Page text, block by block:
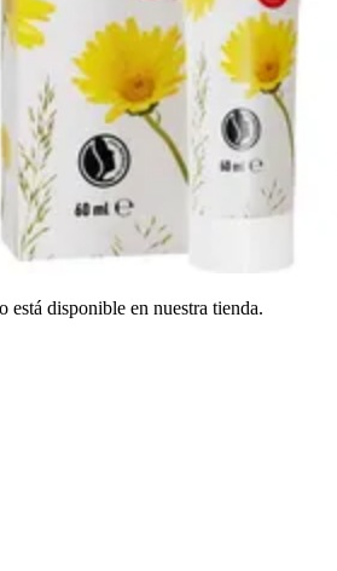
está disponible en nuestra tienda.